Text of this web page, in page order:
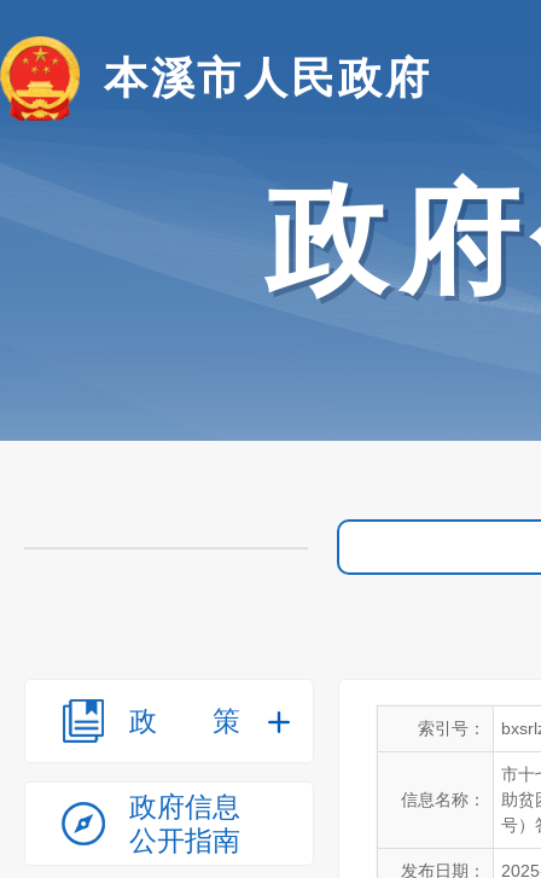
本溪市人民政府
政
政策
政府信息
公开指南
索引号：
信息名称：
市十
助贫
号）
发布日期：